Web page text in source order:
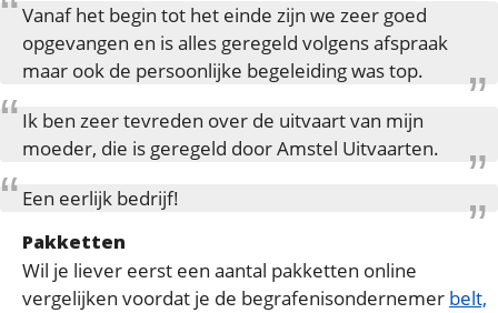
Vanaf het begin tot het einde zijn we zeer goed
opgevangen en is alles geregeld volgens afspraak
maar ook de persoonlijke begeleiding was top.
Ik ben zeer tevreden over de uitvaart van mijn
moeder, die is geregeld door Amstel Uitvaarten.
Een eerlijk bedrijf!
Pakketten
Wil je liever eerst een aantal pakketten online
vergelijken voordat je de begrafenisondernemer belt,